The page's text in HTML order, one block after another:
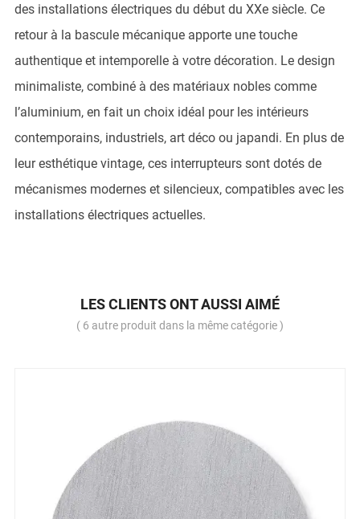
des installations électriques du début du XXe siècle. Ce
retour à la bascule mécanique apporte une touche
authentique et intemporelle à votre décoration. Le design
minimaliste, combiné à des matériaux nobles comme
l’aluminium, en fait un choix idéal pour les intérieurs
contemporains, industriels, art déco ou japandi. En plus de
leur esthétique vintage, ces interrupteurs sont dotés de
mécanismes modernes et silencieux, compatibles avec les
installations électriques actuelles.
LES CLIENTS ONT AUSSI AIMÉ
( 6 autre produit dans la même catégorie )